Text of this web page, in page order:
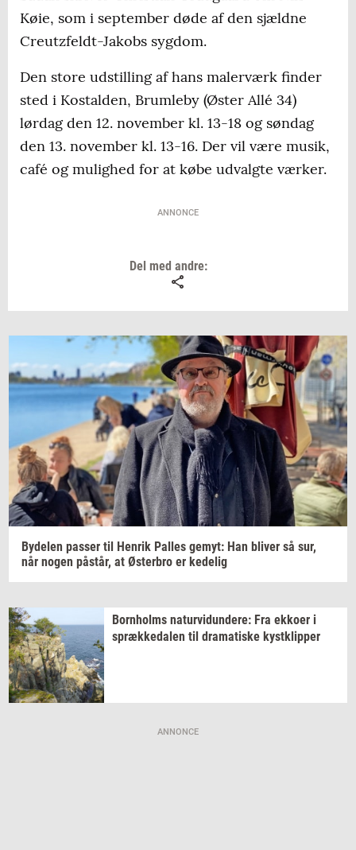
Køie, som i september døde af den sjældne
Creutzfeldt-Jakobs sygdom.
Den store udstilling af hans malerværk finder
sted i Kostalden, Brumleby (Øster Allé 34)
lørdag den 12. november kl. 13-18 og søndag
den 13. november kl. 13-16. Der vil være musik,
café og mulighed for at købe udvalgte værker.
ANNONCE
Del med andre:
By­de­len pas­ser til Hen­rik Pal­les gemyt: Han bli­ver så sur,
når nogen på­står, at Øster­bro er ke­de­lig
Born­holms na­tur­vi­dun­de­re: Fra ek­ko­er i
spræk­ke­da­len til dra­ma­ti­ske kyst­klip­per
ANNONCE